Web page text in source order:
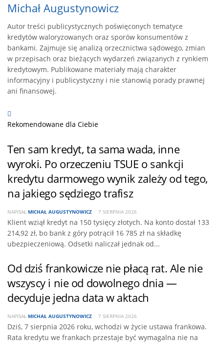
Michał Augustynowicz
Autor treści publicystycznych poświęconych tematyce
kredytów waloryzowanych oraz sporów konsumentów z
bankami. Zajmuje się analizą orzecznictwa sądowego, zmian
w przepisach oraz bieżących wydarzeń związanych z rynkiem
kredytowym. Publikowane materiały mają charakter
informacyjny i publicystyczny i nie stanowią porady prawnej
ani finansowej.
Rekomendowane dla Ciebie
Ten sam kredyt, ta sama wada, inne
wyroki. Po orzeczeniu TSUE o sankcji
kredytu darmowego wynik zależy od tego,
na jakiego sędziego trafisz
NAPISAŁ MICHAŁ AUGUSTYNOWICZ 7 SIERPNIA 2026
Klient wziął kredyt na 150 tysięcy złotych. Na konto dostał 133
214,92 zł, bo bank z góry potrącił 16 785 zł na składkę
ubezpieczeniową. Odsetki naliczał jednak od...
Od dziś frankowicze nie płacą rat. Ale nie
wszyscy i nie od dowolnego dnia —
decyduje jedna data w aktach
NAPISAŁ MICHAŁ AUGUSTYNOWICZ 7 SIERPNIA 2026
Dziś, 7 sierpnia 2026 roku, wchodzi w życie ustawa frankowa.
Rata kredytu we frankach przestaje być wymagalna nie na